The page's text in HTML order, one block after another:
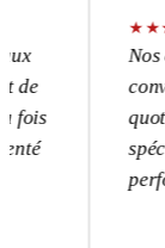
★★
Nos